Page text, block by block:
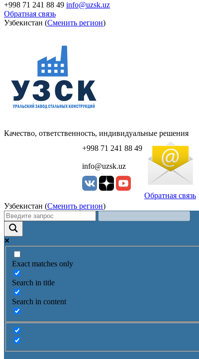
+998 71 241 88 49 info@uzsk.uz
Обратная связь
Узбекистан (Сменить регион)
Качество, ответственность, индивидуальные решения
+998 71 241 88 49
info@uzsk.uz
Обратная связь
Узбекистан (Сменить регион)
Exact matches only
Search in title
Search in content